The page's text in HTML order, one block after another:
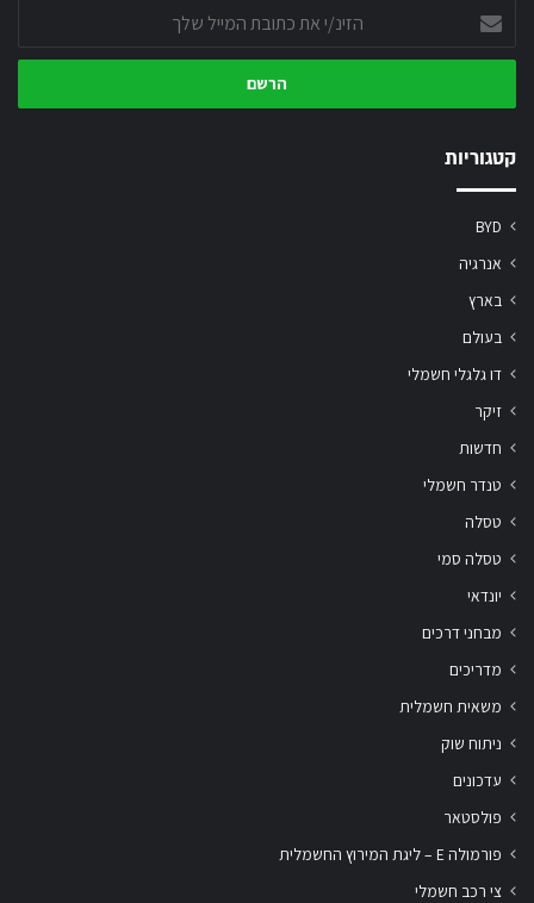
הזינ/י
את
כתובת
שלך
קטגוריות
BYD
אנרגיה
בארץ
בעולם
דו גלגלי חשמלי
זיקר
חדשות
טנדר חשמלי
טסלה
טסלה סמי
יונדאי
מבחני דרכים
מדריכים
משאית חשמלית
ניתוח שוק
עדכונים
פולסטאר
פורמולה E – ליגת המירוץ החשמלית
צי רכב חשמלי